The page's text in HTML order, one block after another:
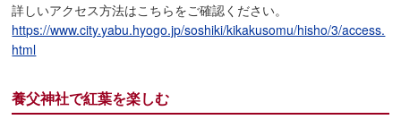
詳しいアクセス方法はこちらをご確認ください。
https://www.city.yabu.hyogo.jp/soshiki/kikakusomu/hisho/3/access.
html
養父神社で紅葉を楽しむ